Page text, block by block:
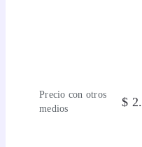
Precio con otros
medios
$ 2.